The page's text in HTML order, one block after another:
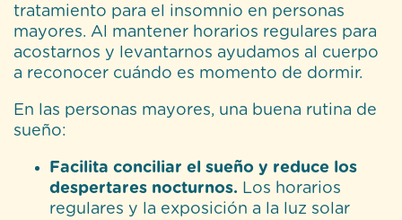
tratamiento para el insomnio en personas
mayores. Al mantener horarios regulares para
acostarnos y levantarnos ayudamos al cuerpo
a reconocer cuándo es momento de dormir.
En las personas mayores, una buena rutina de
sueño:
Facilita conciliar el sueño y reduce los
despertares nocturnos. Los horarios
regulares y la exposición a la luz solar